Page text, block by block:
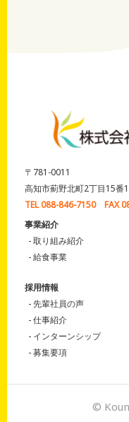
〒781-0011
高知市薊野北町2丁目15番
TEL 088-846-7150 FAX
事業紹介
取り組み紹介
給食事業
採用情報
先輩社員の声
仕事紹介
インターンシップ
募集要項
©